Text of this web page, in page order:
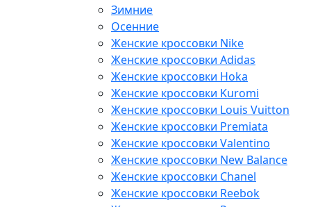
Зимние
Осенние
Женские кроссовки Nike
Женские кроссовки Adidas
Женские кроссовки Hoka
Женские кроссовки Kuromi
Женские кроссовки Louis Vuitton
Женские кроссовки Premiata
Женские кроссовки Valentino
Женские кроссовки New Balance
Женские кроссовки Chanel
Женские кроссовки Reebok